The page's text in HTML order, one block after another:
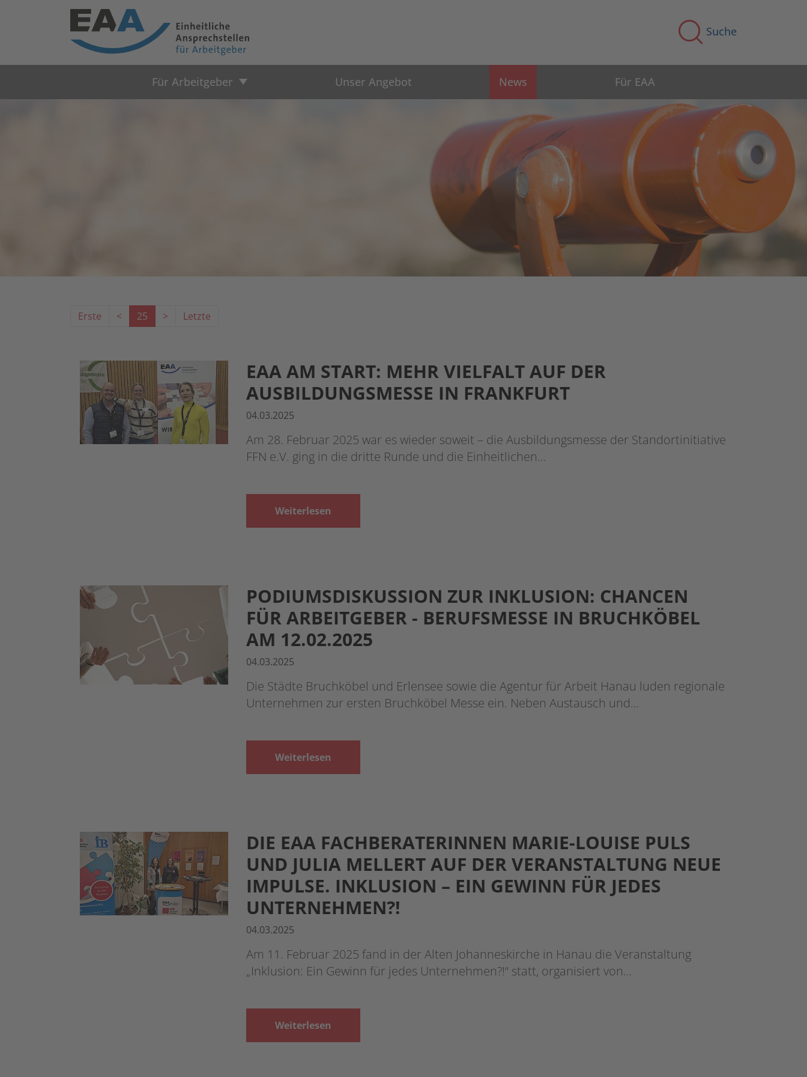
Suche
Für Arbeitgeber Unser Angebot News Für EAA
Erste < 25 > Letzte
EAA AM START: MEHR VIELFALT AUF DER
AUSBILDUNGSMESSE IN FRANKFURT
04.03.2025
Am 28. Februar 2025 war es wieder soweit – die Ausbildungsmesse der Standortinitiative
FFN e.V. ging in die dritte Runde und die Einheitlichen…
Weiterlesen
PODIUMSDISKUSSION ZUR INKLUSION: CHANCEN
FÜR ARBEITGEBER - BERUFSMESSE IN BRUCHKÖBEL
AM 12.02.2025
04.03.2025
Die Städte Bruchköbel und Erlensee sowie die Agentur für Arbeit Hanau luden regionale
Unternehmen zur ersten Bruchköbel Messe ein. Neben Austausch und…
Weiterlesen
DIE EAA FACHBERATERINNEN MARIE-LOUISE PULS
UND JULIA MELLERT AUF DER VERANSTALTUNG NEUE
IMPULSE. INKLUSION – EIN GEWINN FÜR JEDES
UNTERNEHMEN?!
04.03.2025
Am 11. Februar 2025 fand in der Alten Johanneskirche in Hanau die Veranstaltung
„Inklusion: Ein Gewinn für jedes Unternehmen?!“ statt, organisiert von…
Weiterlesen